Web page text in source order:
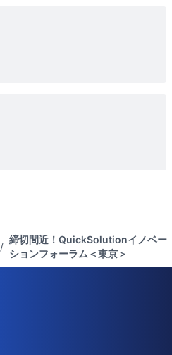
/
締切間近！QuickSolutionイノベー
ションフォーラム＜東京＞